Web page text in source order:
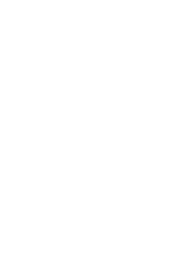
）となります。）
合がございます。予めご了承ください
してしまう場合がございます。その